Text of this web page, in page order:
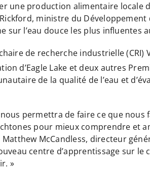
une production alimentaire
ministre du
sur l’eau douce les plus influentes
de recherche industrielle
d’Eagle Lake et deux autres
de la qualité de l’eau et
nous permettra de faire ce que
pour mieux comprendre et
McCandless, directeur
centre d’apprentissage sur
»